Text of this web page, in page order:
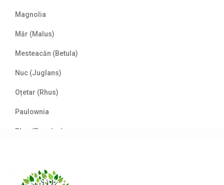
Magnolia
Măr (Malus)
Mesteacăn (Betula)
Nuc (Juglans)
Oțetar (Rhus)
Paulownia
Plop (Populus)
Salcâm (Robinia)